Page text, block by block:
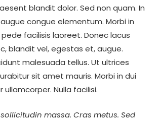
blandit dolor. Sed non quam. In
congue elementum. Morbi in
facilisis laoreet. Donec lacus
blandit vel, egestas et, augue.
malesuada tellus. Ut ultrices
sit amet mauris. Morbi in dui
ullamcorper. Nulla facilisi.
massa. Cras metus. Sed